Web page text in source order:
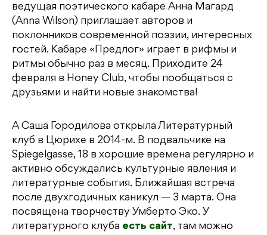
ведущая поэтического кабаре Анна Магард
(Anna Wilson) приглашает авторов и
поклонников современной поэзии, интересных
гостей. Кабаре «Предлог» играет в рифмы и
ритмы обычно раз в месяц. Приходите 24
февраля в Honey Club, чтобы пообщаться с
друзьями и найти новые знакомства!
А Саша Городилова открыла Литературный
клуб в Цюрихе в 2014-м. В подвальчике на
Spiegelgasse, 18 в хорошие времена регулярно и
активно обсуждались культурные явления и
литературные события. Ближайшая встреча
после двухгодичных каникул — 3 марта. Она
посвящена творчеству Умберто Эко. У
литературного клуба есть сайт, там можно